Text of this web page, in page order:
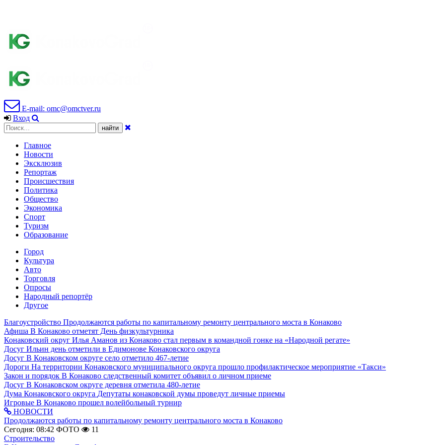
E-mail: omc@omctver.ru
Вход
Главное
Новости
Эксклюзив
Репортаж
Происшествия
Политика
Общество
Экономика
Спорт
Туризм
Образование
Город
Культура
Авто
Торговля
Опросы
Народный репортёр
Другое
Благоустройство Продолжаются работы по капитальному ремонту центрального моста в Конаково
Афиша В Конаково отметят День физкультурника
Конаковский округ Илья Аманов из Конаково стал первым в командной гонке на «Народной регате»
Досуг Ильин день отметили в Едимонове Конаковского округа
Досуг В Конаковском округе село отметило 467-летие
Дороги На территории Конаковского муниципального округа прошло профилактическое мероприятие «Такси»
Закон и порядок В Конаково следственный комитет объявил о личном приеме
Досуг В Конаковском округе деревня отметила 480-летие
Дума Конаковского округа Депутаты конаковской думы проведут личные приемы
Игровые В Конаково прошел волейбольный турнир
НОВОСТИ
Продолжаются работы по капитальному ремонту центрального моста в Конаково
Сегодня: 08:42 ФОТО
11
Строительство